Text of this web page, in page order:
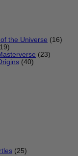
the Universe (16)
(23)
(40)
(25)